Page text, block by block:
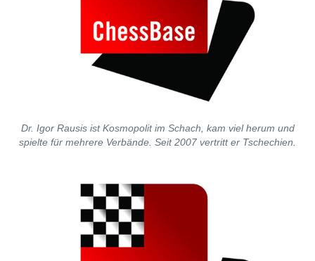
Dr. Igor Rausis ist Kosmopolit im Schach, kam viel herum und
spielte für mehrere Verbände. Seit 2007 vertritt er Tschechien.